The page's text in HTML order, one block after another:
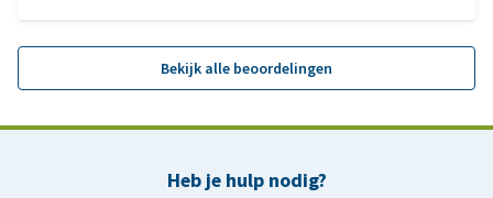
Bekijk alle beoordelingen
Heb je hulp nodig?